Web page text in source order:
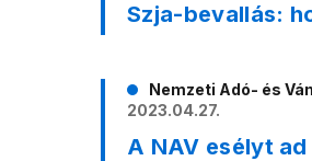
Szja-bevallás:
Nemzeti Adó- és
2023.04.27.
A NAV esélyt